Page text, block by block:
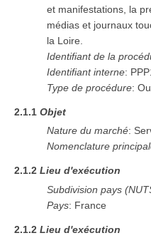
et manifestations, la
médias et journaux
la Loire.
Identifiant de la
Identifiant interne:
Type de procédure:
2.1.1Objet
Nature du marché:
Nomenclature
2.1.2Lieu d'exécution
Subdivision pays
Pays: France
2.1.2Lieu d'exécution
Informations relatives